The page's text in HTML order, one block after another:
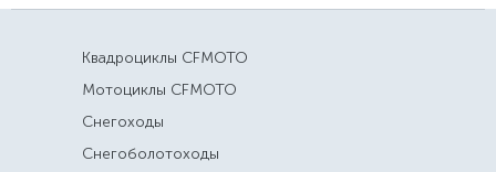
Квадроциклы CFMOTO
Мотоциклы CFMOTO
Снегоходы
Снегоболотоходы